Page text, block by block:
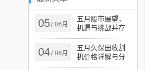
05/ 06月
五月股市展望，
机遇与挑战并存
的股票市场分析
04/ 06月
五月久保田收割
机价格详解与分
析报告